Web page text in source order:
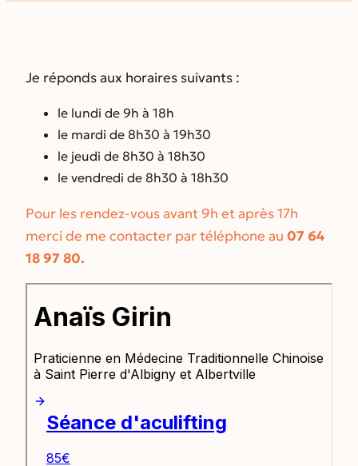
Je réponds aux horaires suivants :
le lundi de 9h à 18h
le mardi de 8h30 à 19h30
le jeudi de 8h30 à 18h30
le vendredi de 8h30 à 18h30
Pour les rendez-vous avant 9h et après 17h
merci de me contacter par téléphone au 07 64
18 97 80.